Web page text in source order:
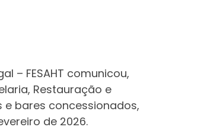
– FESAHT comunicou,
Restauração e
e bares concessionados,
de 2026.